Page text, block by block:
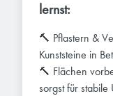
lernst:
🔨 Pflastern &
Kunststeine in
🔨 Flächen
sorgst für stabile